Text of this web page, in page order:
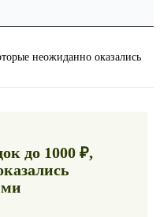
неожиданно оказались
до 1000 ₽,